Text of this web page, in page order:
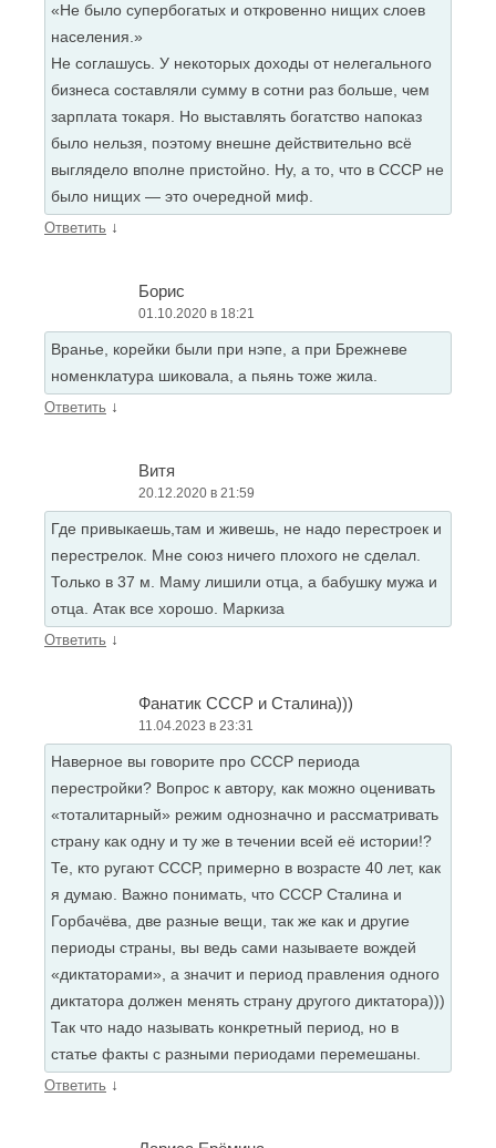
«Не было супербогатых и откровенно нищих слоев
населения.»
Не соглашусь. У некоторых доходы от нелегального
бизнеса составляли сумму в сотни раз больше, чем
зарплата токаря. Но выставлять богатство напоказ
было нельзя, поэтому внешне действительно всё
выглядело вполне пристойно. Ну, а то, что в СССР не
было нищих — это очередной миф.
Ответить ↓
Борис
01.10.2020 в 18:21
Вранье, корейки были при нэпе, а при Брежневе
номенклатура шиковала, а пьянь тоже жила.
Ответить ↓
Витя
20.12.2020 в 21:59
Где привыкаешь,там и живешь, не надо перестроек и
перестрелок. Мне союз ничего плохого не сделал.
Только в 37 м. Маму лишили отца, а бабушку мужа и
отца. Атак все хорошо. Маркиза
Ответить ↓
Фанатик СССР и Сталина)))
11.04.2023 в 23:31
Наверное вы говорите про СССР периода
перестройки? Вопрос к автору, как можно оценивать
«тоталитарный» режим однозначно и рассматривать
страну как одну и ту же в течении всей её истории!?
Те, кто ругают СССР, примерно в возрасте 40 лет, как
я думаю. Важно понимать, что СССР Сталина и
Горбачёва, две разные вещи, так же как и другие
периоды страны, вы ведь сами называете вождей
«диктаторами», а значит и период правления одного
диктатора должен менять страну другого диктатора)))
Так что надо называть конкретный период, но в
статье факты с разными периодами перемешаны.
Ответить ↓